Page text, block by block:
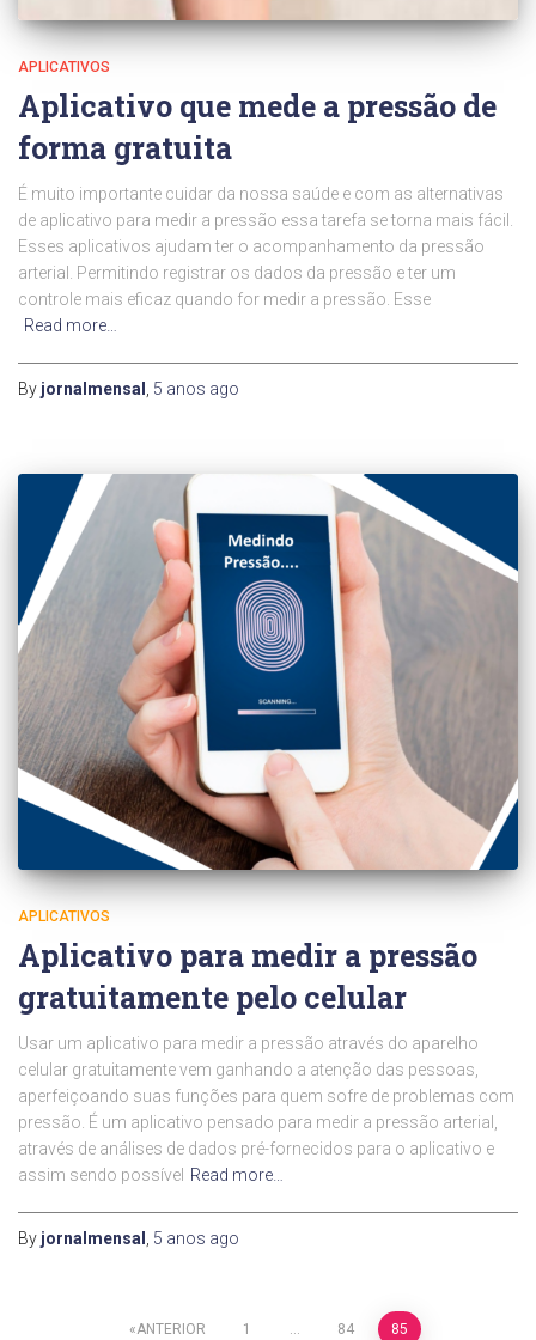
APLICATIVOS
Aplicativo que mede a pressão de
forma gratuita
É muito importante cuidar da nossa saúde e com as alternativas
de aplicativo para medir a pressão essa tarefa se torna mais fácil.
Esses aplicativos ajudam ter o acompanhamento da pressão
arterial. Permitindo registrar os dados da pressão e ter um
controle mais eficaz quando for medir a pressão. Esse
Read more…
By jornalmensal 5 anos ago
APLICATIVOS
Aplicativo para medir a pressão
gratuitamente pelo celular
Usar um aplicativo para medir a pressão através do aparelho
celular gratuitamente vem ganhando a atenção das pessoas,
aperfeiçoando suas funções para quem sofre de problemas com
pressão. É um aplicativo pensado para medir a pressão arterial,
através de análises de dados pré-fornecidos para o aplicativo e
assim sendo possível Read more…
By jornalmensal 5 anos ago
ANTERIOR 1 84 85